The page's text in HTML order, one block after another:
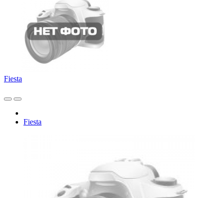
Fiesta
Fiesta